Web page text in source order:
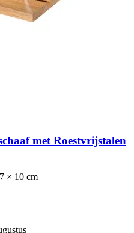
met Roestvrijstalen
× 10 cm